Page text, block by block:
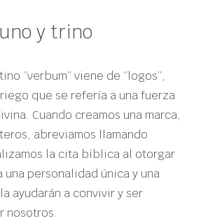
y trino
“verbum” viene de “logos”,
que se refería a una fuerza
Cuando creamos una marca,
abreviamos llamando
la cita bíblica al otorgar
una personalidad única y una
ayudarán a convivir y ser
nosotros.